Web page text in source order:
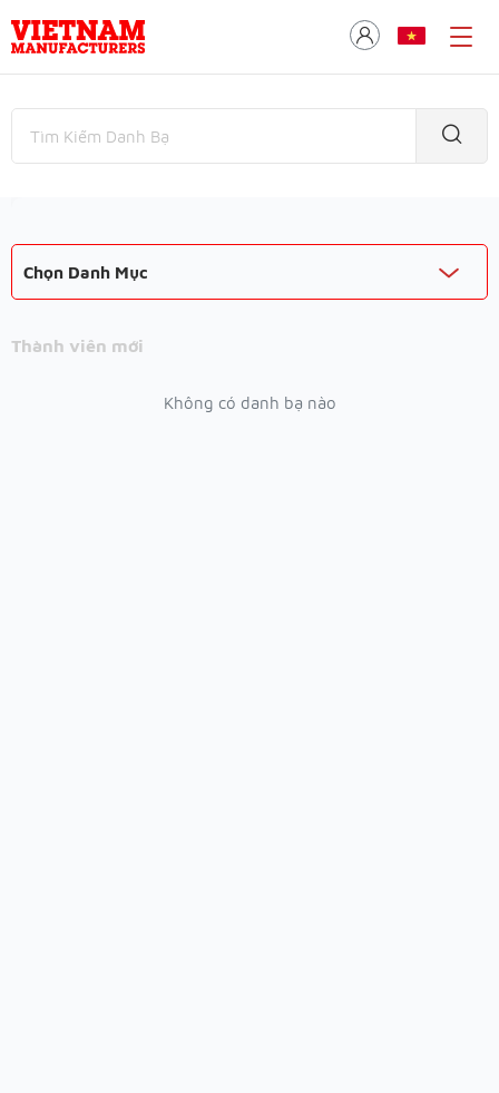
Chọn Danh Mục
Thành viên mới
Không có danh bạ nào